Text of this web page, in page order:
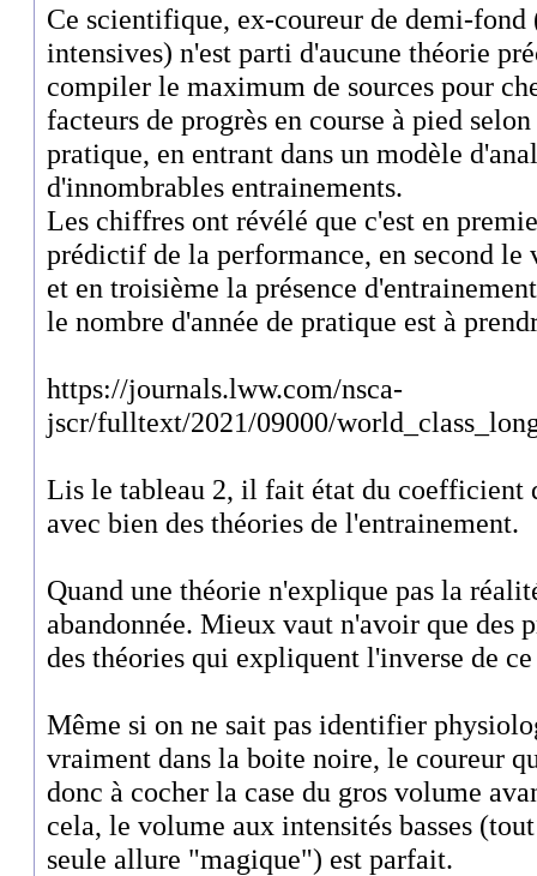
Ce scientifique, ex-coureur de demi-fond
intensives) n'est parti d'aucune théorie
compiler le maximum de sources pour
facteurs de progrès en course à pied
pratique, en entrant dans un modèle
d'innombrables entrainements.
Les chiffres ont révélé que c'est en
prédictif de la performance, en second le
et en troisième la présence
le nombre d'année de pratique est à
https://journals.lww.com/nsca-
jscr/fulltext/2021/09000/
Lis le tableau 2, il fait état du coefficient
avec bien des théories de l'entrainement.
Quand une théorie n'explique pas la
abandonnée. Mieux vaut n'avoir que des
des théories qui expliquent l'inverse de
Même si on ne sait pas identifier
vraiment dans la boite noire, le coureur
donc à cocher la case du gros volume
cela, le volume aux intensités basses
seule allure "magique") est parfait.